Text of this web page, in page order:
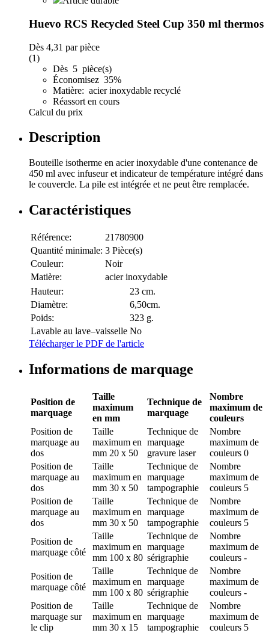
Huevo RCS Recycled Steel Cup 350 ml thermos
Dès 4,31 par pièce
(1)
Dès 5 pièce(s)
Économisez 35%
Matière: acier inoxydable recyclé
Réassort en cours
Calcul du prix
Description
Bouteille isotherme en acier inoxydable d'une contenance de
450 ml avec infuseur et indicateur de température intégré dans
le couvercle. La pile est intégrée et ne peut être remplacée.
Caractéristiques
Référence:
21780900
Quantité minimale: 3 Pièce(s)
Couleur:
Noir
Matière:
acier inoxydable
Hauteur:
23 cm.
Diamètre:
6,50cm.
Poids:
323 g.
Lavable au lave–vaisselle No
Télécharger le PDF de l'article
Informations de marquage
Position de
marquage
Taille
maximum
en mm
Technique de
marquage
Nombre
maximum de
couleurs
Position de
marquage au
dos
Taille
maximum en
mm 20 x 50
Technique de
marquage
gravure laser
Nombre
maximum de
couleurs 0
Position de
marquage au
dos
Taille
maximum en
mm 30 x 50
Technique de
marquage
tampographie
Nombre
maximum de
couleurs 5
Position de
marquage au
dos
Taille
maximum en
mm 30 x 50
Technique de
marquage
tampographie
Nombre
maximum de
couleurs 5
Position de
marquage côté
Taille
maximum en
mm 100 x 80
Technique de
marquage
sérigraphie
Nombre
maximum de
couleurs -
Position de
marquage côté
Taille
maximum en
mm 100 x 80
Technique de
marquage
sérigraphie
Nombre
maximum de
couleurs -
Position de
marquage sur
le clip
Taille
maximum en
mm 30 x 15
Technique de
marquage
tampographie
Nombre
maximum de
couleurs 5